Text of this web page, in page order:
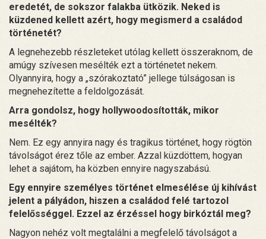
eredetét, de sokszor falakba ütközik. Neked is
küzdened kellett azért, hogy megismerd a családod
történetét?
A legnehezebb részleteket utólag kellett összeraknom, de
amúgy szívesen mesélték ezt a történetet nekem.
Olyannyira, hogy a „szórakoztató” jellege túlságosan is
megnehezítette a feldolgozását.
Arra gondolsz, hogy hollywoodosították, mikor
mesélték?
Nem. Ez egy annyira nagy és tragikus történet, hogy rögtön
távolságot érez tőle az ember. Azzal küzdöttem, hogyan
lehet a sajátom, ha közben ennyire nagyszabású.
Egy ennyire személyes történet elmesélése új kihívást
jelent a pályádon, hiszen a családod felé tartozol
felelősséggel. Ezzel az érzéssel hogy birkóztál meg?
Nagyon nehéz volt megtalálni a megfelelő távolságot a